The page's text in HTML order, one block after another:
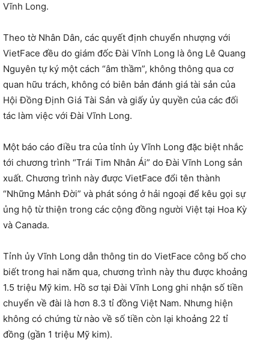
Vĩnh Long.
Theo tờ Nhân Dân, các quyết định chuyển nhượng với
VietFace đều do giám đốc Đài Vĩnh Long là ông Lê Quang
Nguyên tự ký một cách “âm thầm”, không thông qua cơ
quan hữu trách, không có biên bản đánh giá tài sản của
Hội Đồng Định Giá Tài Sản và giấy ủy quyền của các đối
tác làm việc với Đài Vĩnh Long.
Một báo cáo điều tra của tỉnh ủy Vĩnh Long đặc biệt nhắc
tới chương trình “Trái Tim Nhân Ái” do Đài Vĩnh Long sản
xuất. Chương trình này được VietFace đổi tên thành
“Những Mảnh Đời” và phát sóng ở hải ngoại để kêu gọi sự
ủng hộ từ thiện trong các cộng đồng người Việt tại Hoa Kỳ
và Canada.
Tỉnh ủy Vĩnh Long dẫn thông tin do VietFace công bố cho
biết trong hai năm qua, chương trình này thu được khoảng
1.5 triệu Mỹ kim. Hồ sơ tại Đài Vĩnh Long ghi nhận số tiền
chuyển về đài là hơn 8.3 tỉ đồng Việt Nam. Nhưng hiện
không có chứng từ nào về số tiền còn lại khoảng 22 tỉ
đồng (gần 1 triệu Mỹ kim).